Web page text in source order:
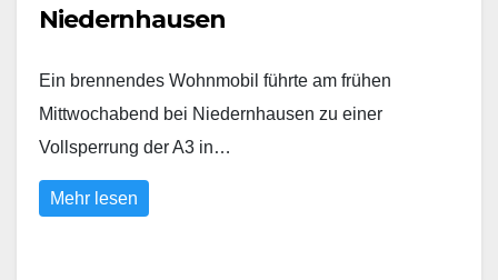
Niedernhausen
Ein brennendes Wohnmobil führte am frühen
Mittwochabend bei Niedernhausen zu einer
Vollsperrung der A3 in…
Mehr lesen